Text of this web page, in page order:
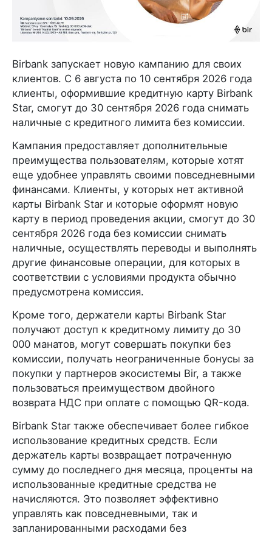
Birbank запускает новую кампанию для своих
клиентов. С 6 августа по 10 сентября 2026 года
клиенты, оформившие кредитную карту Birbank
Star, смогут до 30 сентября 2026 года снимать
наличные с кредитного лимита без комиссии.
Кампания предоставляет дополнительные
преимущества пользователям, которые хотят
еще удобнее управлять своими повседневными
финансами. Клиенты, у которых нет активной
карты Birbank Star и которые оформят новую
карту в период проведения акции, смогут до 30
сентября 2026 года без комиссии снимать
наличные, осуществлять переводы и выполнять
другие финансовые операции, для которых в
соответствии с условиями продукта обычно
предусмотрена комиссия.
Кроме того, держатели карты Birbank Star
получают доступ к кредитному лимиту до 30
000 манатов, могут совершать покупки без
комиссии, получать неограниченные бонусы за
покупки у партнеров экосистемы Bir, а также
пользоваться преимуществом двойного
возврата НДС при оплате с помощью QR-кода.
Birbank Star также обеспечивает более гибкое
использование кредитных средств. Если
держатель карты возвращает потраченную
сумму до последнего дня месяца, проценты на
использованные кредитные средства не
начисляются. Это позволяет эффективно
управлять как повседневными, так и
запланированными расходами без